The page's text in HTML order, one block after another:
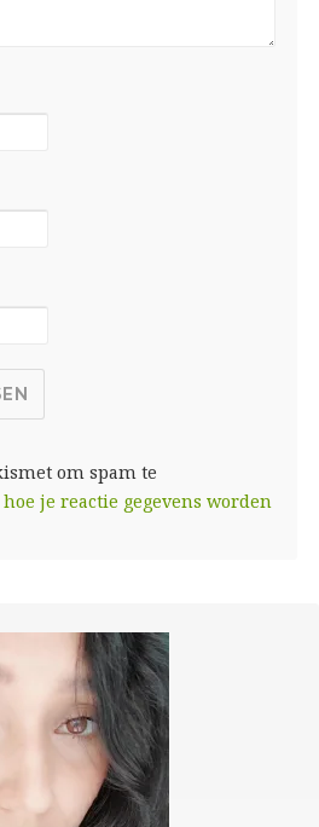
om spam te
je reactie gegevens worden